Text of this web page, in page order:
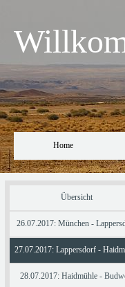
Home
Übersicht
26.07.2017: München -
27.07.2017: Lappersdorf -
28.07.2017: Haidmühle -